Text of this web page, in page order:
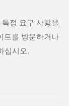
정 요구 사항을
트를 방문하거나
십시오.